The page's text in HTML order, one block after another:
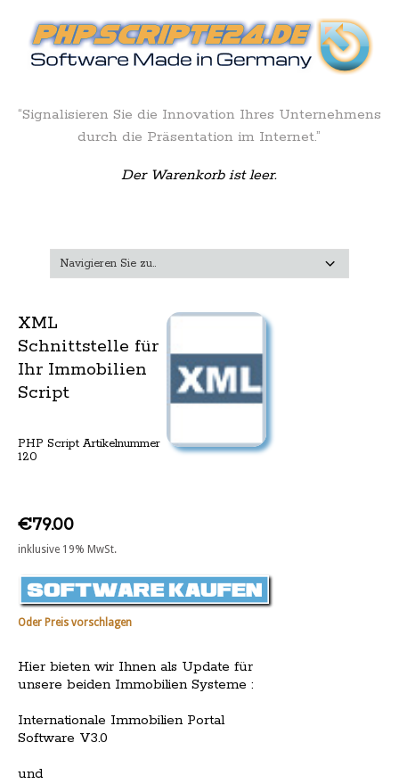
“Signalisieren Sie die Innovation Ihres Unternehmens
durch die Präsentation im Internet.”
Der Warenkorb ist leer.
XML
Schnittstelle für
Ihr Immobilien
Script
PHP Script Artikelnummer
120
€79.00
inklusive 19% MwSt.
Oder Preis vorschlagen
Hier bieten wir Ihnen als Update für
unsere beiden Immobilien Systeme :
Internationale Immobilien Portal
Software V3.0
und